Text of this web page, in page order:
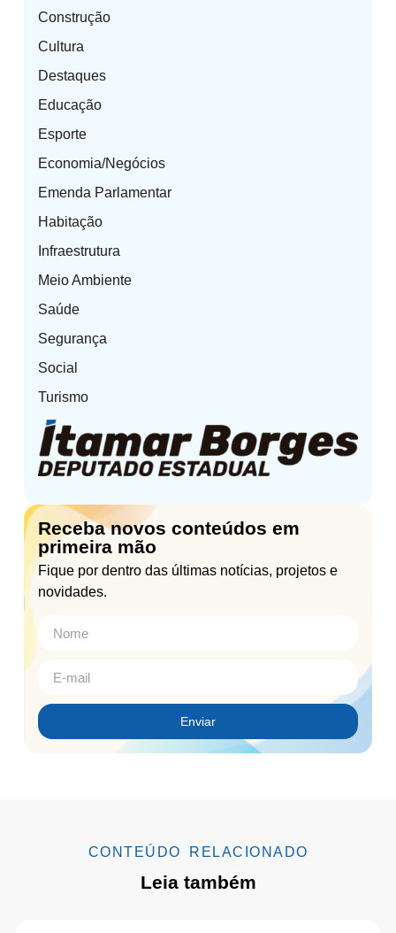
Construção
Cultura
Destaques
Educação
Esporte
Economia/Negócios
Emenda Parlamentar
Habitação
Infraestrutura
Meio Ambiente
Saúde
Segurança
Social
Turismo
Receba novos conteúdos em
primeira mão
Fique por dentro das últimas notícias, projetos e
novidades.
Enviar
CONTEÚDO RELACIONADO
Leia também